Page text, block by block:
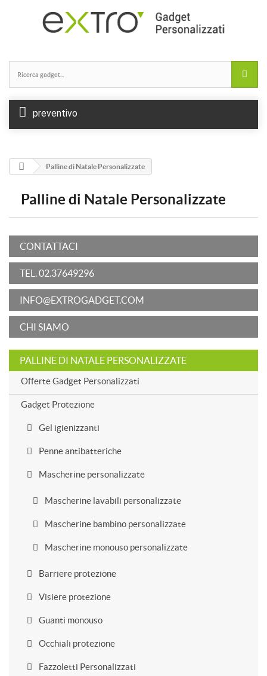
preventivo
Palline di Natale Personalizzate
Palline di Natale Personalizzate
CONTATTACI
TEL. 02.37649296
INFO@EXTROGADGET.COM
CHI SIAMO
PALLINE DI NATALE PERSONALIZZATE
Offerte Gadget Personalizzati
Gadget Protezione
Gel igienizzanti
Penne antibatteriche
Mascherine personalizzate
Mascherine lavabili personalizzate
Mascherine bambino personalizzate
Mascherine monouso personalizzate
Barriere protezione
Visiere protezione
Guanti monouso
Occhiali protezione
Fazzoletti Personalizzati